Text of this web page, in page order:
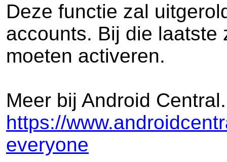
Deze functie zal
accounts. Bij die laatste
moeten activeren.
Meer bij Android Central.
https://
everyone